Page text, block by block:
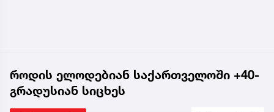
როდის ელოდებიან საქართველოში +40-
გრადუსიან სიცხეს